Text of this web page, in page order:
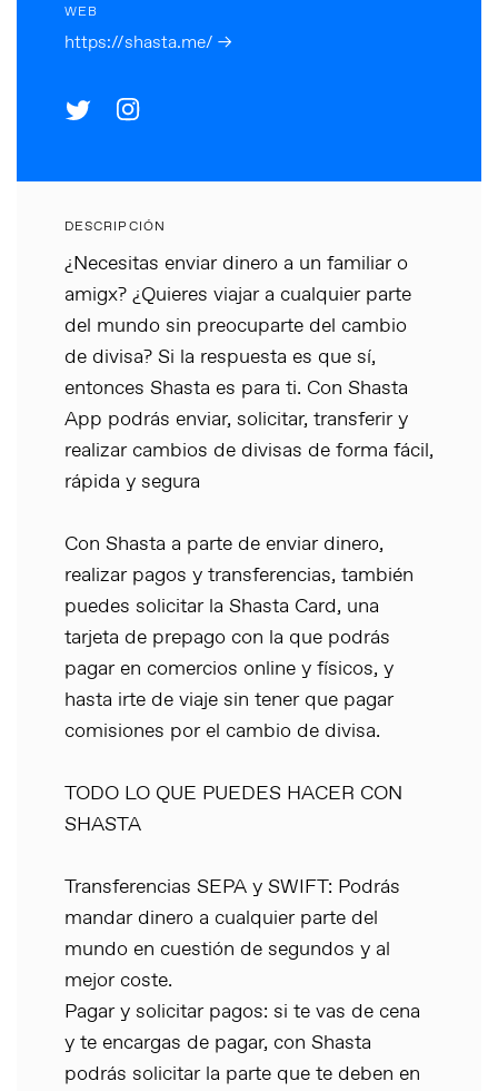
WEB
https://shasta.me/ →
DESCRIPCIÓN
¿Necesitas enviar dinero a un familiar o
amigx? ¿Quieres viajar a cualquier parte
del mundo sin preocuparte del cambio
de divisa? Si la respuesta es que sí,
entonces Shasta es para ti. Con Shasta
App podrás enviar, solicitar, transferir y
realizar cambios de divisas de forma fácil,
rápida y segura
Con Shasta a parte de enviar dinero,
realizar pagos y transferencias, también
puedes solicitar la Shasta Card, una
tarjeta de prepago con la que podrás
pagar en comercios online y físicos, y
hasta irte de viaje sin tener que pagar
comisiones por el cambio de divisa.
TODO LO QUE PUEDES HACER CON
SHASTA
Transferencias SEPA y SWIFT: Podrás
mandar dinero a cualquier parte del
mundo en cuestión de segundos y al
mejor coste.
Pagar y solicitar pagos: si te vas de cena
y te encargas de pagar, con Shasta
podrás solicitar la parte que te deben en